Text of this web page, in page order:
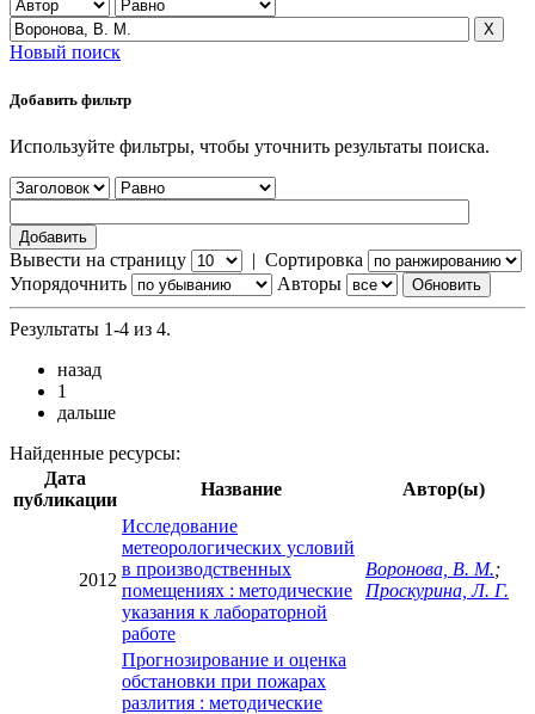
Новый поиск
Добавить фильтр
Используйте фильтры, чтобы уточнить результаты поиска.
Вывести на страницу | Сортировка
Упорядочнить
Авторы
Результаты 1-4 из 4.
назад
1
дальше
Найденные ресурсы:
Дата
публикации
Название Автор(ы)
2012
Исследование
метеорологических условий
в производственных
помещениях : методические
указания к лабораторной
работе
Воронова, В. М.;
Проскурина, Л. Г.
Прогнозирование и оценка
обстановки при пожарах
разлития : методические